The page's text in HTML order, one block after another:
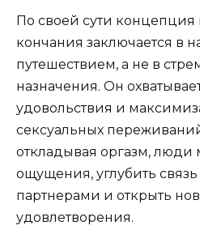
По своей сути концепция
кончания заключается в
путешествием, а не в
назначения. Он
удовольствия и
сексуальных
откладывая оргазм, люди
ощущения, углубить
партнерами и открыть
удовлетворения.